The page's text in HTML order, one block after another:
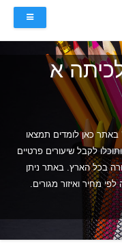
א
כאן לומדים תמצאו
לקבל שיעורים פרטיים
בכל הארץ. באתר ניתן
מחיר ואיזור מגורים.